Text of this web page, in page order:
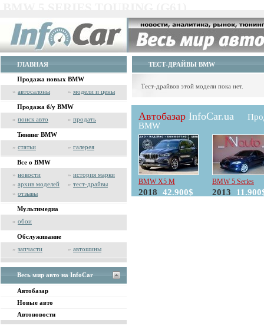
ГЛАВНАЯ
Продажа новых BMW
» автосалоны » модели и цены
Продажа б/у BMW
» поиск авто » продать
Тюнинг BMW
» статьи » галерея
Все о BMW
» новости » история марки
» архив моделей » тест-драйвы
» отзывы
Мультимедиа
» обои
Обслуживание
» запчасти » автошины
Весь мир авто на InfoCar
Автобазар
Новые авто
Автоновости
ТЕСТ-ДРАЙВЫ BMW
Тест-драйвов этой модели пока нет.
Автобазар InfoCar.ua
BMW
BMW X5 M
2018 42.900$
BMW 5 Series
2013